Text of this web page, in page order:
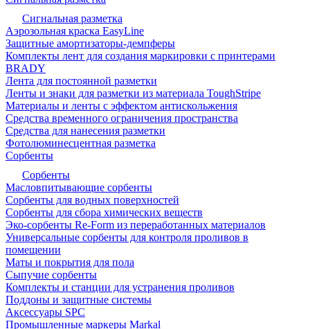
Сигнальная разметка
Аэрозольная краска EasyLine
Защитные амортизаторы-демпферы
Комплекты лент для создания маркировки с принтерами
BRADY
Лента для постоянной разметки
Ленты и знаки для разметки из материала ToughStripe
Материалы и ленты с эффектом антискольжения
Средства временного ограничения пространства
Средства для нанесения разметки
Фотолюминесцентная разметка
Сорбенты
Сорбенты
Масловпитывающие сорбенты
Сорбенты для водных поверхностей
Сорбенты для сбора химических веществ
Эко-сорбенты Re-Form из переработанных материалов
Универсальные сорбенты для контроля проливов в
помещении
Маты и покрытия для пола
Сыпучие сорбенты
Комплекты и станции для устранения проливов
Поддоны и защитные системы
Аксессуары SPC
Промышленные маркеры Markal